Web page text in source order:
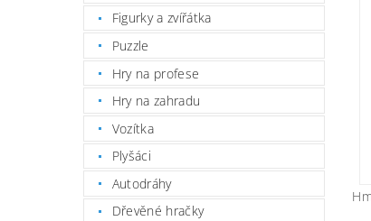
Figurky a zvířátka
Puzzle
Hry na profese
Hry na zahradu
Vozítka
Plyšáci
Autodráhy
Dřevěné hračky